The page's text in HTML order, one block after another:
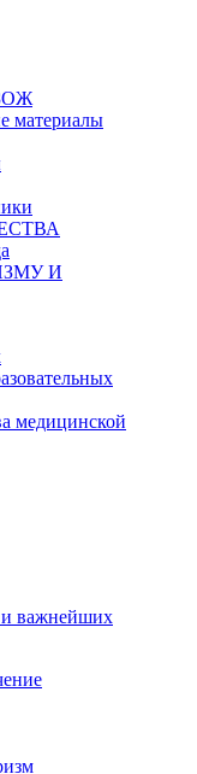
материалы
И
медицинской
и важнейших